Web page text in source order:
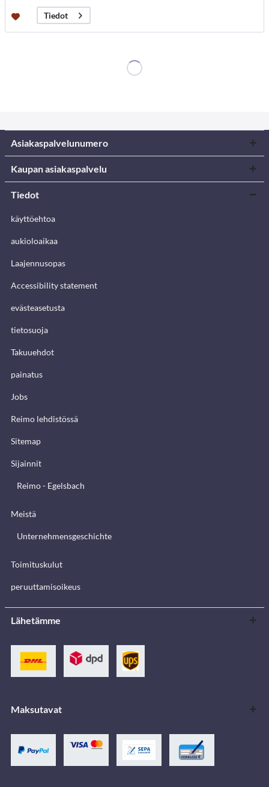
Tiedot
Asiakaspalvelunumero
Kaupan asiakaspalvelu
Tiedot
käyttöehtoa
aukioloaikaa
Laajennusopas
Accessibility statement
evästeasetusta
tietosuoja
Takuuehdot
painatus
Jobs
Reimo lehdistössä
Sitemap
Sijainnit
Reimo - Egelsbach
Meistä
Unternehmensgeschichte
Toimituskulut
peruuttamisoikeus
Lähetämme
Maksutavat